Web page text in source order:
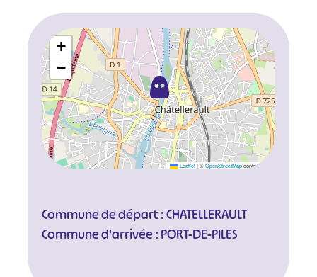
+
−
Leaflet |©OpenStreetMapcontributors
Commune de départ : CHATELLERAULT
Commune d'arrivée : PORT-DE-PILES